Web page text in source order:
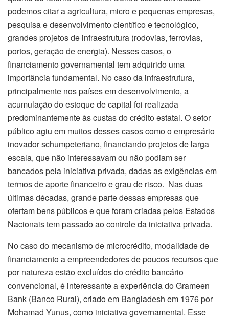
podemos citar a agricultura, micro e pequenas empresas,
pesquisa e desenvolvimento científico e tecnológico,
grandes projetos de infraestrutura (rodovias, ferrovias,
portos, geração de energia). Nesses casos, o
financiamento governamental tem adquirido uma
importância fundamental. No caso da infraestrutura,
principalmente nos países em desenvolvimento, a
acumulação do estoque de capital foi realizada
predominantemente às custas do crédito estatal. O setor
público agiu em muitos desses casos como o empresário
inovador schumpeteriano, financiando projetos de larga
escala, que não interessavam ou não podiam ser
bancados pela iniciativa privada, dadas as exigências em
termos de aporte financeiro e grau de risco. Nas duas
últimas décadas, grande parte dessas empresas que
ofertam bens públicos e que foram criadas pelos Estados
Nacionais tem passado ao controle da iniciativa privada.
No caso do mecanismo de microcrédito, modalidade de
financiamento a empreendedores de poucos recursos que
por natureza estão excluídos do crédito bancário
convencional, é interessante a experiência do Grameen
Bank (Banco Rural), criado em Bangladesh em 1976 por
Mohamad Yunus, como iniciativa governamental. Esse